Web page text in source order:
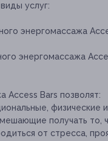
услуг:
энергомассажа
энергомассажа
Access Bars позволят:
физические
получать то,
от стресса,